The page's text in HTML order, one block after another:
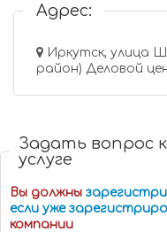
Адрес:
Иркутск, улица
район)
Задать вопрос
услуге
Вы должны
если уже
компании